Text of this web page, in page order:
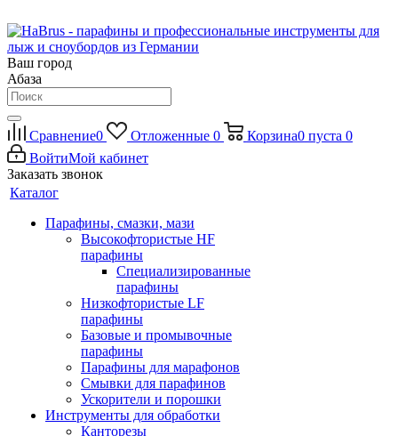
Ваш город
Абаза
Сравнение0 Отложенные 0 Корзина0 пуста 0
ВойтиМой кабинет
Заказать звонок
Каталог
Парафины, смазки, мази
Высокофтористые HF
парафины
Специализированные
парафины
Низкофтористые LF
парафины
Базовые и промывочные
парафины
Парафины для марафонов
Смывки для парафинов
Ускорители и порошки
Инструменты для обработки
Канторезы